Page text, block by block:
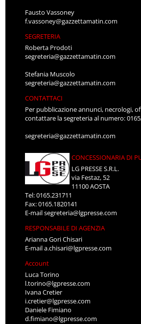
Fausto Vassoney
f.vassoney@gazzettamatin.com
SEGRETERIA
Roberta Prodoti
segreteria@gazzettamatin.com
Stefania Muscolo
segreteria@gazzettamatin.com
CONTATTACI
Per pubblicazione annunci, necrologi,
contattare la segreteria al numero:
segreteria@gazzettamatin.com
CONCESSIONARIA DI
LG PRESSE S.R.L.
via Festaz, 52
11100 AOSTA
Tel: 0165.231711
Fax: 0165.1820141
E-mailsegreteria@lgpresse.com
RESPONSABILE DI AGENZIA
Arianna Gori Chisari
E-maila.chisari@lgpresse.com
Account
Luca Torino
l.torino@lgpresse.com
Ivana Cretier
i.cretier@lgpresse.com
Daniele Fimiano
d.fimiano@lgpresse.com